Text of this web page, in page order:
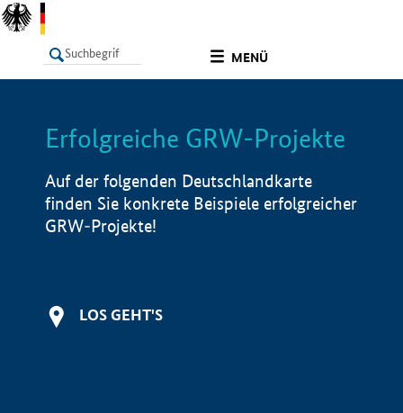
MENÜ
LISTE Info
Erfolgreiche GRW-Projekte
Auf der folgenden Deutschlandkarte
finden Sie konkrete Beispiele erfolgreicher
GRW-Projekte!
LOS GEHT'S